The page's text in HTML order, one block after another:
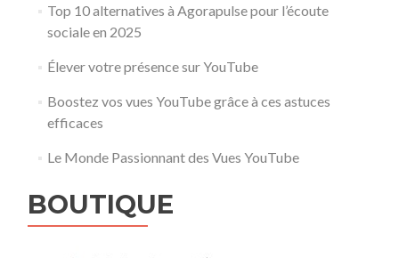
Top 10 alternatives à Agorapulse pour l’écoute
sociale en 2025
Élever votre présence sur YouTube
Boostez vos vues YouTube grâce à ces astuces
efficaces
Le Monde Passionnant des Vues YouTube
BOUTIQUE